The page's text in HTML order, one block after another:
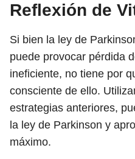
Reflexión de
Si bien la ley de
puede provocar pérdida
ineficiente, no tiene por
consciente de ello.
estrategias anteriores,
la ley de Parkinson y
máximo.